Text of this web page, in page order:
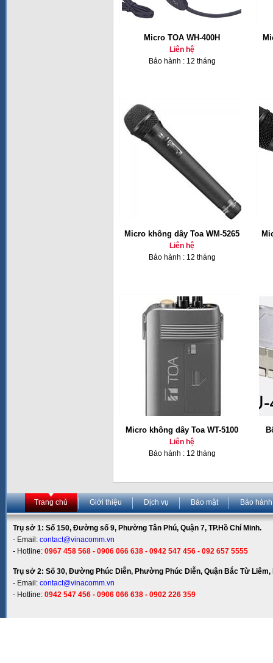
Micro TOA WH-400H
Liên hệ
Bảo hành : 12 tháng
Micro không dây Toa WM-5265
Liên hệ
Bảo hành : 12 tháng
Micro không dây Toa WT-5100
Liên hệ
Bảo hành : 12 tháng
Trang chủ Giới thiệu Dịch vụ Bảo mật Bảo hành
Trụ sở 1: Số 150, Đường số 9, Phường Tân Phú, Quận 7, TP.Hồ Chí Minh.
- Email: contact@vinacomm.vn
- Hotline: 0967 458 568 - 0906 066 638 - 0942 547 456 - 092 657 5555
Trụ sở 2: Số 30, Đường Phúc Diễn, Phường Phúc Diễn, Quận Bắc Từ Liêm,
- Email: contact@vinacomm.vn
- Hotline: 0942 547 456 - 0906 066 638 - 0902 226 359